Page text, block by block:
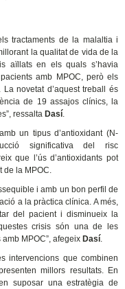
tractaments de la malaltia i
la qualitat de vida de la
aïllats en els quals s’havia
amb MPOC, però els
novetat d’aquest treball és
de 19 assajos clínics, la
ressalta Dasí.
un tipus d’antioxidant (N-
significativa del risc
que l’ús d’antioxidants pot
de la MPOC.
i amb un bon perfil de
a la pràctica clínica. A més,
del pacient i disminueix la
crisis són una de les
MPOC”, afegeix Dasí.
intervencions que combinen
millors resultats. En
suposar una estratègia de